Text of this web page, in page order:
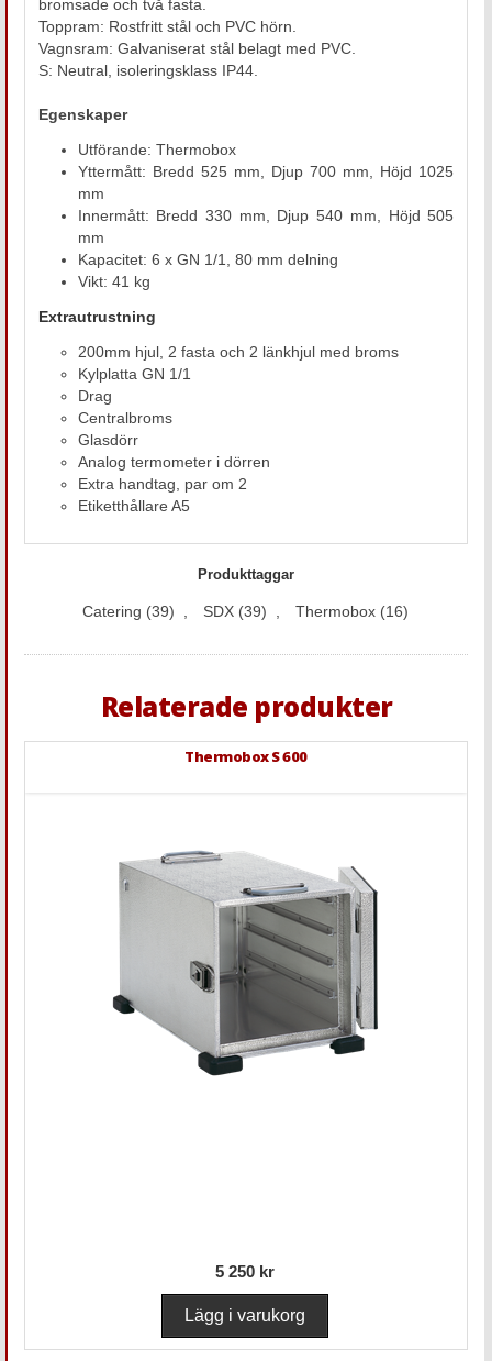
bromsade och två fasta.
Toppram: Rostfritt stål och PVC hörn.
Vagnsram: Galvaniserat stål belagt med PVC.
S: Neutral, isoleringsklass IP44.
Egenskaper
Utförande: Thermobox
Yttermått: Bredd 525 mm, Djup 700 mm, Höjd 1025
mm
Innermått: Bredd 330 mm, Djup 540 mm, Höjd 505
mm
Kapacitet: 6 x GN 1/1, 80 mm delning
Vikt: 41 kg
Extrautrustning
200mm hjul, 2 fasta och 2 länkhjul med broms
Kylplatta GN 1/1
Drag
Centralbroms
Glasdörr
Analog termometer i dörren
Extra handtag, par om 2
Etiketthållare A5
Produkttaggar
Catering (39) SDX (39) Thermobox (16)
Relaterade produkter
Thermobox S 600
5 250 kr